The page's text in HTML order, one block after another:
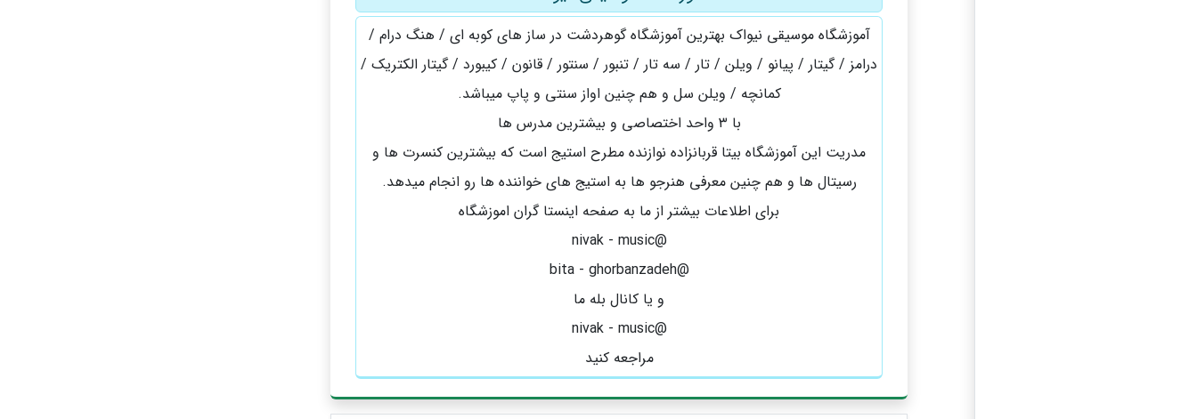
آموزشگاه موسیقی نیواک بهترین آموزشگاه گوهردشت در ساز های کوبه ای / هنگ درام /
درامز / گیتار / پیانو / ویلن / تار / سه تار / تنبور / سنتور / قانون / کیبورد / گیتار الکتریک /
کمانچه / ویلن سل و هم چنین اواز سنتی و پاپ میباشد.
با ۳ واحد اختصاصی و بیشترین مدرس ها
مدریت این آموزشگاه بیتا قربانزاده نوازنده مطرح استیج است که بیشترین کنسرت ها و
رسیتال ها و هم چنین معرفی هنرجو ها به استیج های خواننده ها رو انجام میدهد.
برای اطلاعات بیشتر از ما به صفحه اینستا گران اموزشگاه
@nivak - music
@bita - ghorbanzadeh
و یا کانال بله ما
@nivak - music
مراجعه کنید